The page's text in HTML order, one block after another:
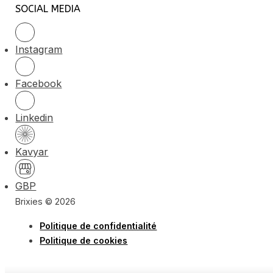
SOCIAL MEDIA
Instagram
Facebook
Linkedin
Kavyar
GBP
Brixies © 2026
Politique de confidentialité
Politique de cookies